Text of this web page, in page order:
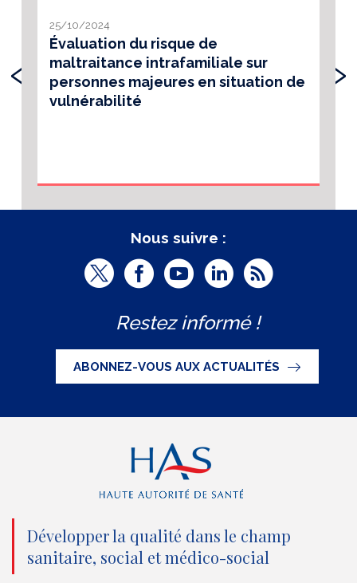
25/10/2024
Évaluation du risque de
maltraitance intrafamiliale sur
personnes majeures en situation de
vulnérabilité
‹ ›
Nous suivre :
T
i
t
t
e
n
o
u
F
c
e
b
o
o
k
(
n
o
Y
u
t
u
b
e
(
n
o
u
L
n
k
e
d
(
n
o
R
Restez informé !
ABONNEZ-VOUS AUX ACTUALITÉS
Développer la qualité dans le champ
sanitaire, social et médico-social